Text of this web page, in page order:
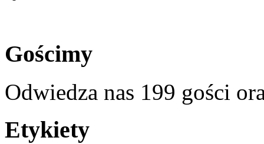
Gościmy
Odwiedza nas 199 gości
Etykiety